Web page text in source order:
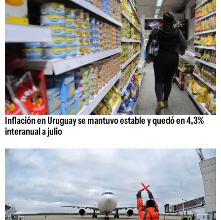
Inflación en Uruguay se mantuvo estable y quedó en 4,3%
interanual a julio